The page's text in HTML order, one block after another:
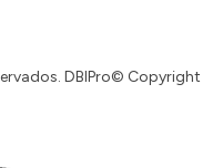
DBIPro© Copyright